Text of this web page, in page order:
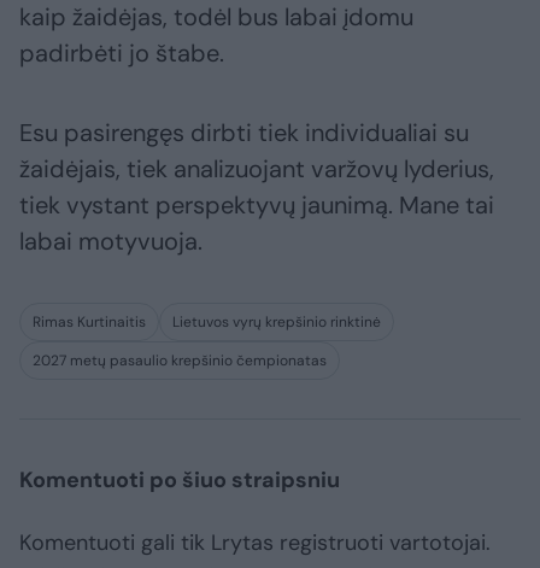
kaip žaidėjas, todėl bus labai įdomu
padirbėti jo štabe.
Esu pasirengęs dirbti tiek individualiai su
žaidėjais, tiek analizuojant varžovų lyderius,
tiek vystant perspektyvų jaunimą. Mane tai
labai motyvuoja.
Rimas Kurtinaitis
Lietuvos vyrų krepšinio rinktinė
2027 metų pasaulio krepšinio čempionatas
Komentuoti po šiuo straipsniu
Komentuoti gali tik Lrytas registruoti vartotojai.